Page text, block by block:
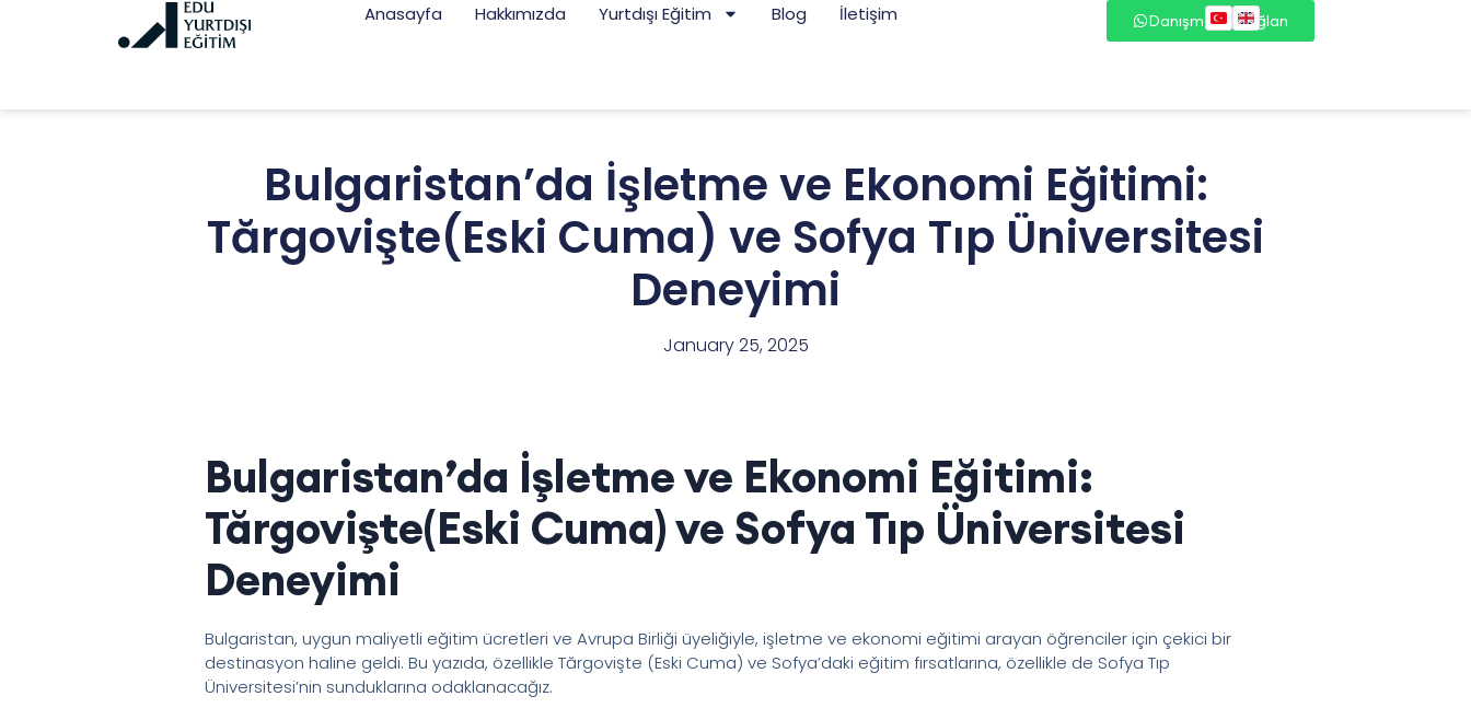
Anasayfa Hakkımızda Yurtdışı Eğitim Blog İletişim Danışmana Bağlan
Bulgaristan’da İşletme ve Ekonomi Eğitimi:
Tărgovişte(Eski Cuma) ve Sofya Tıp Üniversitesi
Deneyimi
January 25, 2025
Bulgaristan’da İşletme ve Ekonomi Eğitimi:
Tărgovişte(Eski Cuma) ve Sofya Tıp Üniversitesi
Deneyimi
Bulgaristan, uygun maliyetli eğitim ücretleri ve Avrupa Birliği üyeliğiyle, işletme ve ekonomi eğitimi arayan öğrenciler için çekici bir
destinasyon haline geldi. Bu yazıda, özellikle Tărgovişte (Eski Cuma) ve Sofya’daki eğitim fırsatlarına, özellikle de Sofya Tıp
Üniversitesi’nin sunduklarına odaklanacağız.